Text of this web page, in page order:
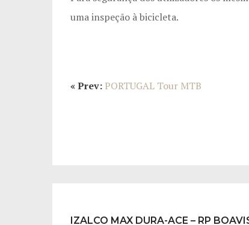
uma inspeção à bicicleta.
« Prev: PORTUGAL Tour MTB
IZALCO MAX DURA-ACE – RP